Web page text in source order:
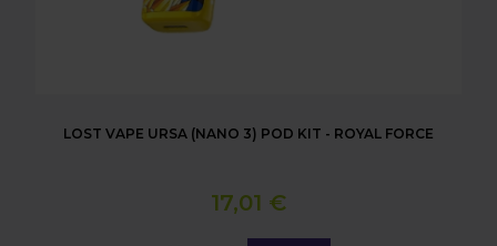
LOST VAPE URSA (NANO 3) POD KIT - ROYAL FORCE
17,01 €